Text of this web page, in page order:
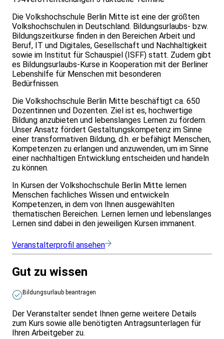
Die Volkshochschule Berlin Mitte ist eine der größten
Volkshochschulen in Deutschland. Bildungsurlaubs- bzw.
Bildungszeitkurse finden in den Bereichen Arbeit und
Beruf, IT und Digitales, Gesellschaft und Nachhaltigkeit
sowie im Institut für Schauspiel (ISFF) statt. Zudem gibt
es Bildungsurlaubs-Kurse in Kooperation mit der Berliner
Lebenshilfe für Menschen mit besonderen
Bedürfnissen.
Die Volkshochschule Berlin Mitte beschäftigt ca. 650
Dozentinnen und Dozenten. Ziel ist es, hochwertige
Bildung anzubieten und lebenslanges Lernen zu fördern.
Unser Ansatz fördert Gestaltungskompetenz im Sinne
einer transformativen Bildung, d.h. er befähigt Menschen,
Kompetenzen zu erlangen und anzuwenden, um im Sinne
einer nachhaltigen Entwicklung entscheiden und handeln
zu können.
In Kursen der Volkshochschule Berlin Mitte lernen
Menschen fachliches Wissen und entwickeln
Kompetenzen, in dem von Ihnen ausgewählten
thematischen Bereichen. Lernen lernen und lebenslanges
Lernen sind dabei in den jeweiligen Kursen immanent.
Veranstalterprofil ansehen
Gut zu wissen
Bildungsurlaub beantragen
Der Veranstalter sendet Ihnen gerne weitere Details
zum Kurs sowie alle benötigten Antragsunterlagen für
Ihren Arbeitgeber zu.